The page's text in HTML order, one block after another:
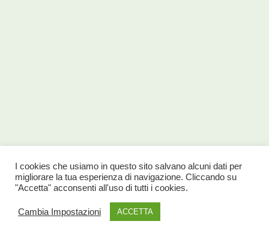
I cookies che usiamo in questo sito salvano alcuni dati per
migliorare la tua esperienza di navigazione. Cliccando su
"Accetta" acconsenti all'uso di tutti i cookies.
Cambia Impostazioni ACCETTA